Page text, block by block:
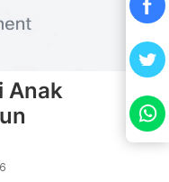
Anak